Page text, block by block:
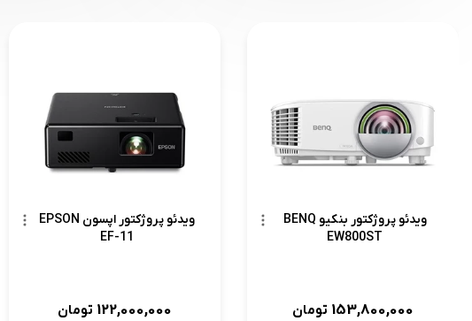
ویدئو پروژکتور بنکیو BENQ
EW800ST
153,800,000 تومان
ویدئو پروژکتور اپسون EPSON
EF-11
122,000,000 تومان